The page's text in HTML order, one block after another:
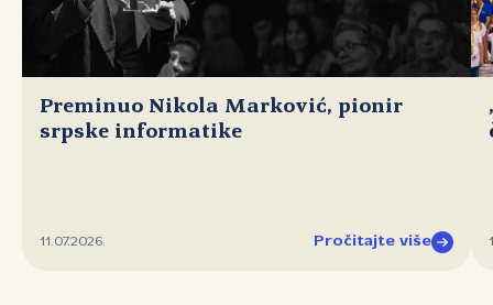
Preminuo Nikola Marković, pionir
srpske informatike
11.07.2026. Pročitajte više